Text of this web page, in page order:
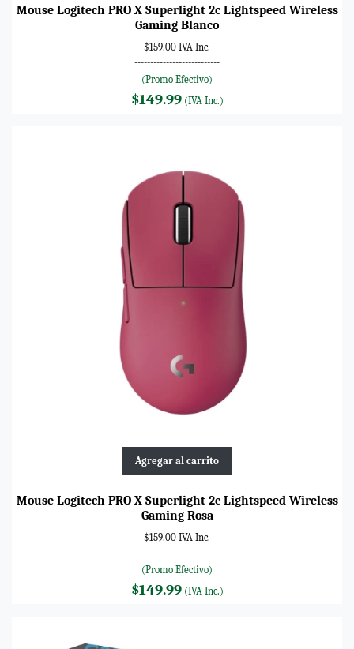
Mouse Logitech PRO X Superlight 2c Lightspeed Wireless
Gaming Blanco
$159.00 IVA Inc.
---------------------------
(Promo Efectivo)
$149.99(IVA Inc.)
Agregar al carrito
Mouse Logitech PRO X Superlight 2c Lightspeed Wireless
Gaming Rosa
$159.00 IVA Inc.
---------------------------
(Promo Efectivo)
$149.99(IVA Inc.)